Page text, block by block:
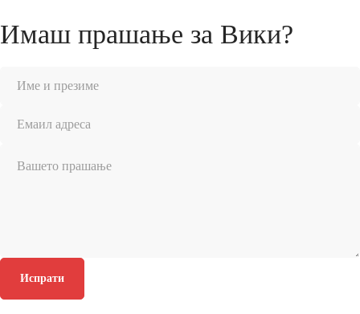
Имаш прашање за Вики?
Испрати